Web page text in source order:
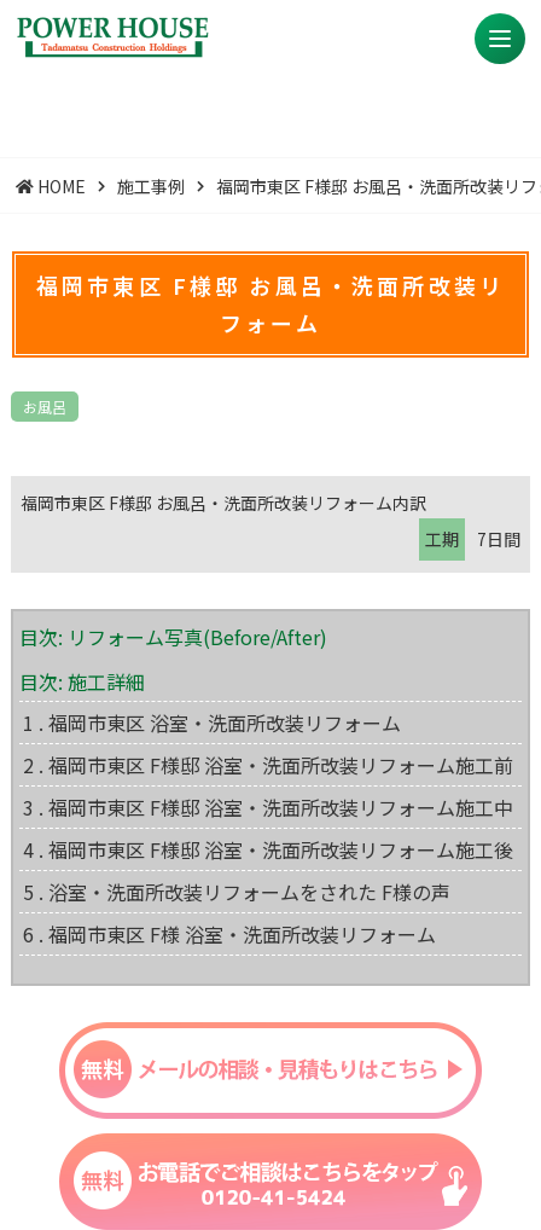
HOME 施工事例 福岡市東区 F様邸 お風呂・洗面所改装リ
福岡市東区 F様邸 お風呂・洗面所改装リ
フォーム
お風呂
福岡市東区 F様邸 お風呂・洗面所改装リフォーム内訳
工期
7日間
目次: リフォーム写真(Before/After)
目次: 施工詳細
1 . 福岡市東区 浴室・洗面所改装リフォーム
2 . 福岡市東区 F様邸 浴室・洗面所改装リフォーム施工前
3 . 福岡市東区 F様邸 浴室・洗面所改装リフォーム施工中
4 . 福岡市東区 F様邸 浴室・洗面所改装リフォーム施工後
5 . 浴室・洗面所改装リフォームをされた F様の声
6 . 福岡市東区 F様 浴室・洗面所改装リフォーム